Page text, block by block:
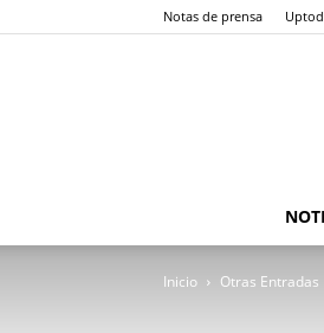
Notas de prensa
Inicio Otras Entradas